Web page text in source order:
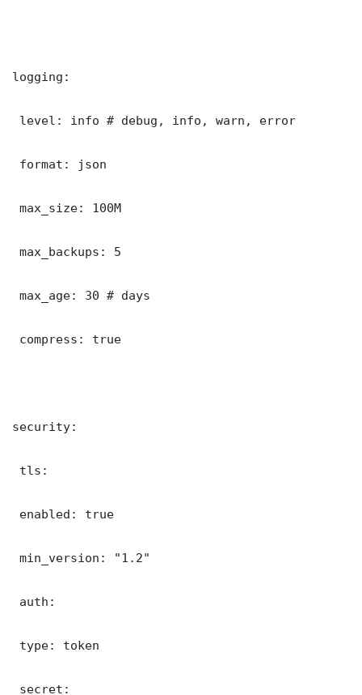
logging:
level: info # debug, info, warn, error
format: json
max_size: 100M
max_backups: 5
max_age: 30 # days
compress: true
security:
tls:
enabled: true
min_version: "1.2"
auth:
type: token
secret: